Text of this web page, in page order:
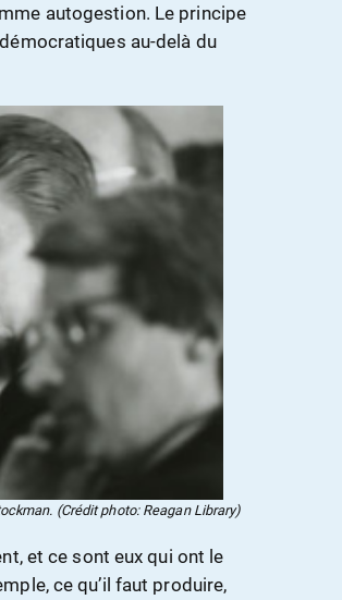
autogestion. Le principe
au-delà du
(Crédit photo: Reagan Library)
et ce sont eux qui ont le
ce qu’il faut produire,